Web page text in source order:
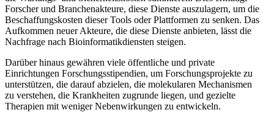
Forscher und Branchenakteure, diese Dienste auszulagern, um die
Beschaffungskosten dieser Tools oder Plattformen zu senken. Das
Aufkommen neuer Akteure, die diese Dienste anbieten, lässt die
Nachfrage nach Bioinformatikdiensten steigen.
Darüber hinaus gewähren viele öffentliche und private
Einrichtungen Forschungsstipendien, um Forschungsprojekte zu
unterstützen, die darauf abzielen, die molekularen Mechanismen
zu verstehen, die Krankheiten zugrunde liegen, und gezielte
Therapien mit weniger Nebenwirkungen zu entwickeln.